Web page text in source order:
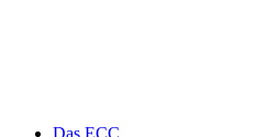
Das ECC